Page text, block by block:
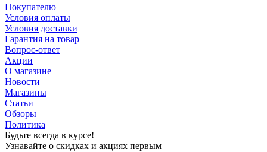
Покупателю
Условия оплаты
Условия доставки
Гарантия на товар
Вопрос-ответ
Акции
О магазине
Новости
Магазины
Статьи
Обзоры
Политика
Будьте всегда в курсе!
Узнавайте о скидках и акциях первым